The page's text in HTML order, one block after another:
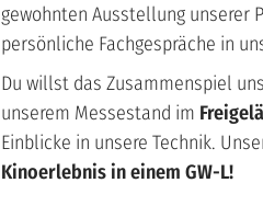
gewohnten Ausstellung unserer
persönliche Fachgespräche in
Du willst das Zusammenspiel
unserem Messestand im
Einblicke in unsere Technik.
Kinoerlebnis in einem GW-L!